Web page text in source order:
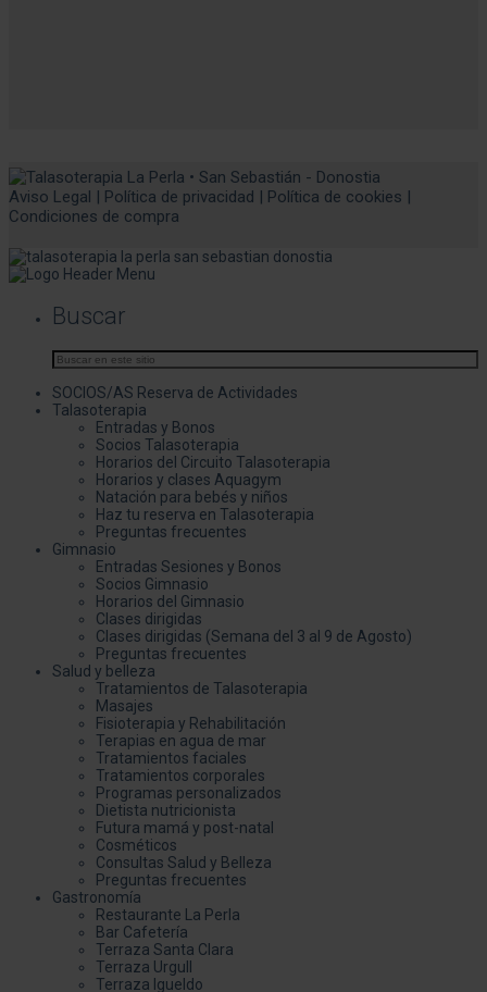
Aviso Legal | Política de privacidad | Política de cookies |
Condiciones de compra
Buscar
SOCIOS/AS Reserva de Actividades
Talasoterapia
Entradas y Bonos
Socios Talasoterapia
Horarios del Circuito Talasoterapia
Horarios y clases Aquagym
Natación para bebés y niños
Haz tu reserva en Talasoterapia
Preguntas frecuentes
Gimnasio
Entradas Sesiones y Bonos
Socios Gimnasio
Horarios del Gimnasio
Clases dirigidas
Clases dirigidas (Semana del 3 al 9 de Agosto)
Preguntas frecuentes
Salud y belleza
Tratamientos de Talasoterapia
Masajes
Fisioterapia y Rehabilitación
Terapias en agua de mar
Tratamientos faciales
Tratamientos corporales
Programas personalizados
Dietista nutricionista
Futura mamá y post-natal
Cosméticos
Consultas Salud y Belleza
Preguntas frecuentes
Gastronomía
Restaurante La Perla
Bar Cafetería
Terraza Santa Clara
Terraza Urgull
Terraza Igueldo